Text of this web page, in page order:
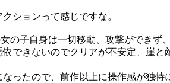
ションって感じですな。
子自身は一切移動、攻撃ができず
できないのでクリアが不安定、崖
ったので、前作以上に操作感が独特